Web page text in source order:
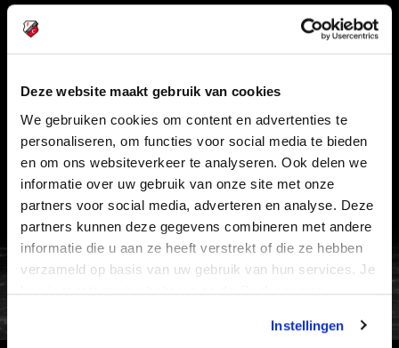
Deze website maakt gebruik van cookies
We gebruiken cookies om content en advertenties te
personaliseren, om functies voor social media te bieden
en om ons websiteverkeer te analyseren. Ook delen we
informatie over uw gebruik van onze site met onze
partners voor social media, adverteren en analyse. Deze
partners kunnen deze gegevens combineren met andere
informatie die u aan ze heeft verstrekt of die ze hebben
verzameld op basis van uw gebruik van hun services. Je
kan je toestemming beheren op de Cookiepagina.
Instellingen
VEELGESTELDE VRAGEN
CONTACT
WERKEN BIJ
VERTROUWENSPERSOON
FC Utrecht<br>vanuit<br>het